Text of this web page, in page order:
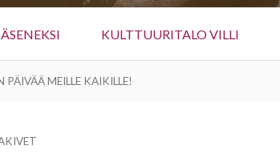
KULTTUURITALO VILLI
MEILLE KAIKILLE!